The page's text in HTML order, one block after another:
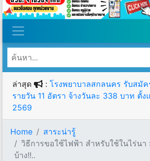
วันจันทร์ที่ 10 เดือนสิงหาคม
ล่าสุด : โรงพยาบาลสกลนคร รับสมัค
รายวัน 11 อัตรา จ้างวันละ 338 บาท ตั้
2569
Home
สาระน่ารู้
วิธีการขอใช้ไฟฟ้า สำหรับใช้ในไร่น
บ้าง!!..